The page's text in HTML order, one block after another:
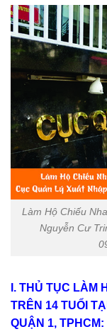
Làm Hộ Chiếu
Nguyễn Cư
I. THỦ TỤC LÀM
TRÊN 14 TUỔI
QUẬN 1, TPHCM: